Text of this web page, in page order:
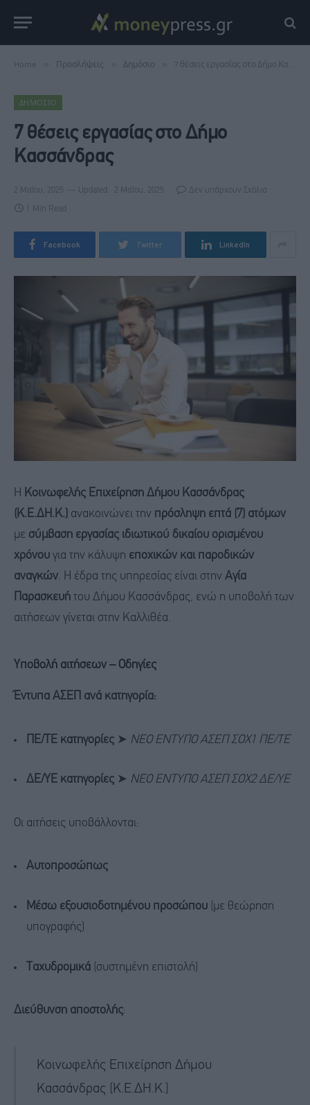
Home Προσλήψεις Δημόσιο 7 θέσεις εργασίας στο Δήμο Κασσάνδρας
ΔΗΜΌΣΙΟ
7 θέσεις εργασίας στο Δήμο
Κασσάνδρας
2 Μαΐου, 2025 Updated: 2 Μαΐου, 2025 Δεν υπάρχουν Σχόλια
1 Min Read
Facebook Twitter LinkedIn
Η Κοινωφελής Επιχείρηση Δήμου Κασσάνδρας
(Κ.Ε.ΔΗ.Κ.) ανακοινώνει την πρόσληψη επτά (7) ατόμων
με σύμβαση εργασίας ιδιωτικού δικαίου ορισμένου
χρόνου για την κάλυψη εποχικών και παροδικών
αναγκών. Η έδρα της υπηρεσίας είναι στην Αγία
Παρασκευή του Δήμου Κασσάνδρας, ενώ η υποβολή των
αιτήσεων γίνεται στην Καλλιθέα.
Υποβολή αιτήσεων – Οδηγίες
Έντυπα ΑΣΕΠ ανά κατηγορία:
ΠΕ/ΤΕ κατηγορίες ➤ ΝΕΟ ΕΝΤΥΠΟ ΑΣΕΠ ΣΟΧ1 ΠΕ/ΤΕ
ΔΕ/ΥΕ κατηγορίες ➤ ΝΕΟ ΕΝΤΥΠΟ ΑΣΕΠ ΣΟΧ2 ΔΕ/ΥΕ
Οι αιτήσεις υποβάλλονται:
Αυτοπροσώπως
Μέσω εξουσιοδοτημένου προσώπου (με θεώρηση
υπογραφής)
Ταχυδρομικά (συστημένη επιστολή)
Διεύθυνση αποστολής:
Κοινωφελής Επιχείρηση Δήμου
Κασσάνδρας (Κ.Ε.ΔΗ.Κ.)